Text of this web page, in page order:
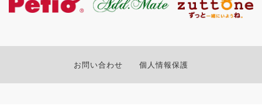
お問い合わせ 個人情報保護